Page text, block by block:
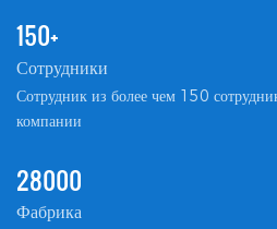
150+
Сотрудники
︎Сотрудник из более чем 150
компании
28000
Фабрика